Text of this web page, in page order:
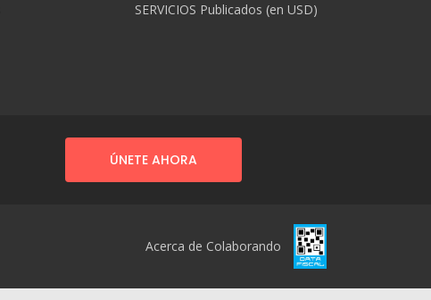
SERVICIOS Publicados (en USD)
ÚNETE AHORA
Acerca de Colaborando